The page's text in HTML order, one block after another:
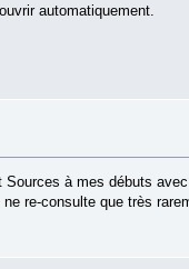
automatiquement.
à mes débuts
re-consulte que très